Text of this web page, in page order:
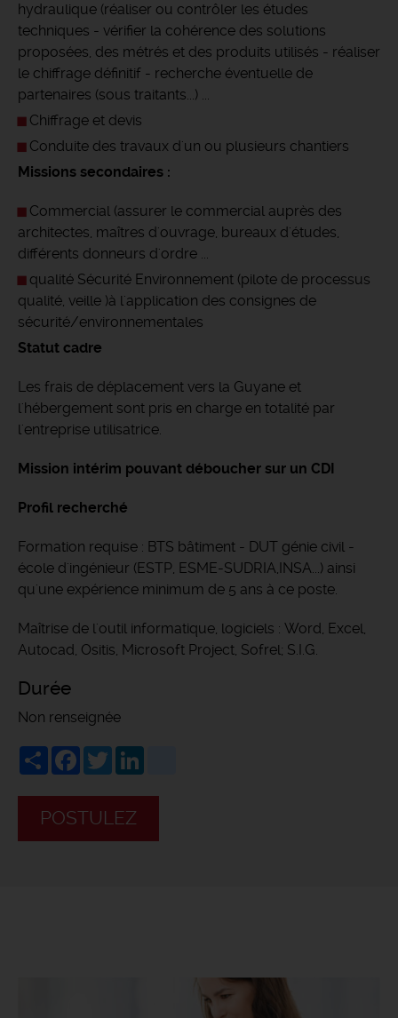
hydraulique (réaliser ou contrôler les études
techniques - vérifier la cohérence des solutions
proposées, des métrés et des produits utilisés - réaliser
le chiffrage définitif - recherche éventuelle de
partenaires (sous traitants...) ...
Chiffrage et devis
Conduite des travaux d'un ou plusieurs chantiers
Missions secondaires :
Commercial (assurer le commercial auprès des
architectes, maîtres d'ouvrage, bureaux d'études,
différents donneurs d'ordre ...
qualité Sécurité Environnement (pilote de processus
qualité, veille )à l'application des consignes de
sécurité/environnementales
Statut cadre
Les frais de déplacement vers la Guyane et
l'hébergement sont pris en charge en totalité par
l'entreprise utilisatrice.
Mission intérim pouvant déboucher sur un CDI
Profil recherché
Formation requise : BTS bâtiment - DUT génie civil -
école d'ingénieur (ESTP, ESME-SUDRIA,INSA...) ainsi
qu'une expérience minimum de 5 ans à ce poste.
Maîtrise de l'outil informatique, logiciels : Word, Excel,
Autocad, Ositis, Microsoft Project, Sofrel; S.I.G.
Durée
Non renseignée
ShareFacebook
Twitter
POSTULEZ